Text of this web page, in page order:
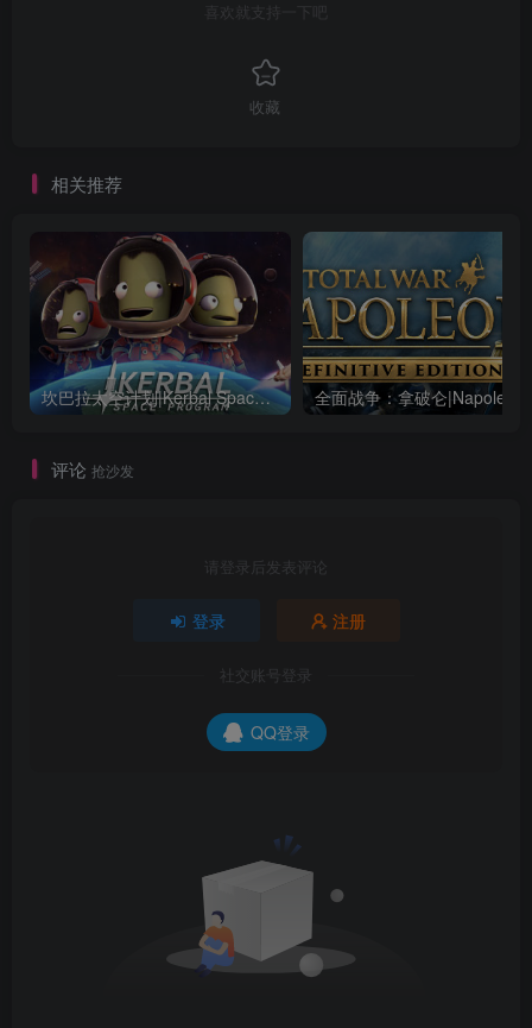
喜欢就支持一下吧
收藏
相关推荐
坎巴拉太空计划|Kerbal Space Program|1.12.5.3190|整合全DLC
评论 抢沙发
请登录后发表评论
登录 注册
社交账号登录
QQ登录